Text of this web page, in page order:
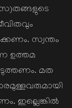
സ്വന്തം
ഉത്തമ
മത
ഇല്ലെങ്കില്‍